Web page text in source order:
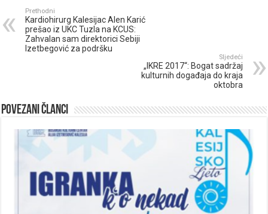
Prethodni
Kardiohirurg Kalesijac Alen Karić
prešao iz UKC Tuzla na KCUS:
Zahvalan sam direktorici Sebiji
Izetbegović za podršku
Sljedeći
„IKRE 2017“: Bogat sadržaj
kulturnih događaja do kraja
oktobra
Povezani članci